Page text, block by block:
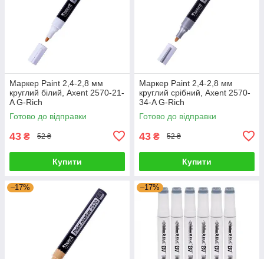
Маркер Paint 2,4-2,8 мм
круглий білий, Axent 2570-21-
A G-Rich
Готово до відправки
43 ₴ 52 ₴
Купити
Маркер Paint 2,4-2,8 мм
круглий срібний, Axent 2570-
34-A G-Rich
Готово до відправки
43 ₴ 52 ₴
Купити
–17% –17%